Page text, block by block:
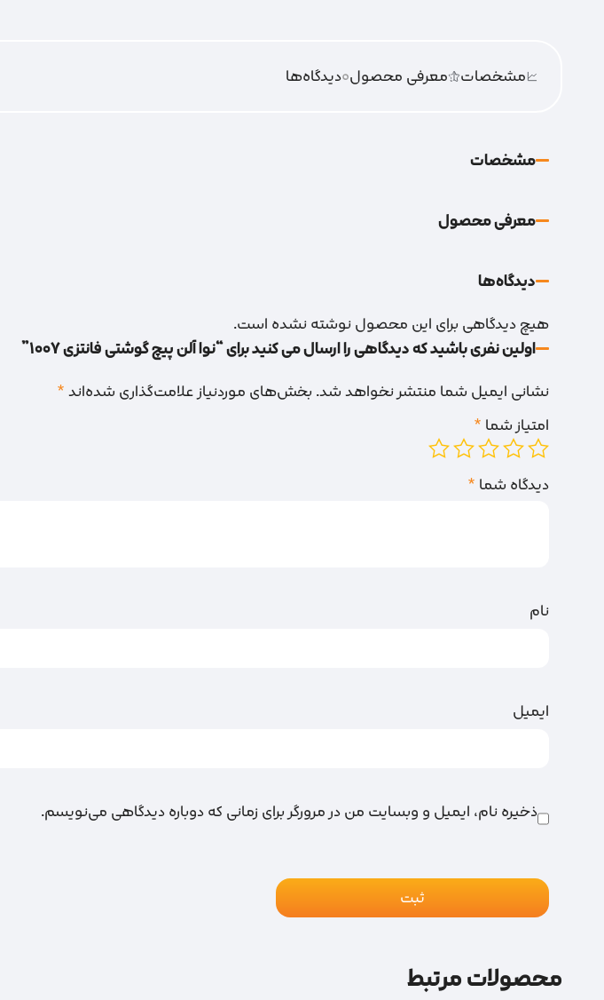
مشخصات معرفی محصول0دیدگاه‌‌ها
مشخصات
معرفی محصول
دیدگاه‌‌ها
هیچ دیدگاهی برای این محصول نوشته نشده است.
اولین نفری باشید که دیدگاهی را ارسال می کنید برای “نوا آلن پیچ گوشتی فانتزی 1007”
نشانی ایمیل شما منتشر نخواهد شد. بخش‌های موردنیاز علامت‌گذاری شده‌اند*
امتیاز شما *
دیدگاه شما *
نام
ایمیل
ذخیره نام، ایمیل و وبسایت من در مرورگر برای زمانی که دوباره دیدگاهی می‌نویسم.
محصولات مرتبط